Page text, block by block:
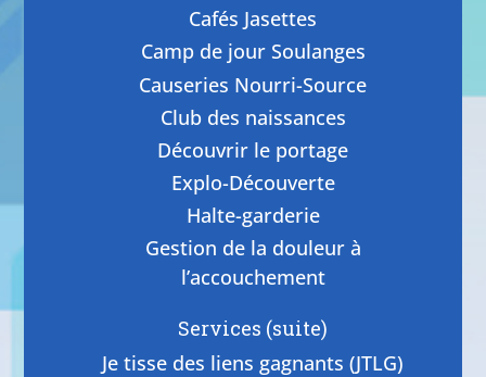
Cafés Jasettes
Camp de jour Soulanges
Causeries Nourri-Source
Club des naissances
Découvrir le portage
Explo-Découverte
Halte-garderie
Gestion de la douleur à
l’accouchement
Services (suite)
Je tisse des liens gagnants (JTLG)